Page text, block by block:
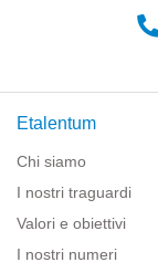
Etalentum
Chi siamo
I nostri traguardi
Valori e obiettivi
I nostri numeri